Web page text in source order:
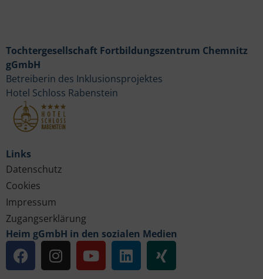
Links
Datenschutz
Cookies
Impressum
Zugangserklärung
Heim gGmbH in den sozialen Medien
Tochtergesellschaft Fortbildungszentrum Chemnitz
gGmbH
Betreiberin des Inklusionsprojektes
Hotel Schloss Rabenstein